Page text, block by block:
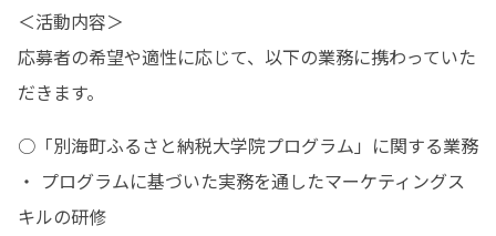
＜活動内容＞
応募者の希望や適性に応じて、以下の業務に携わっていた
だきます。
○「別海町ふるさと納税大学院プログラム」に関する業務
・ プログラムに基づいた実務を通したマーケティングス
キルの研修